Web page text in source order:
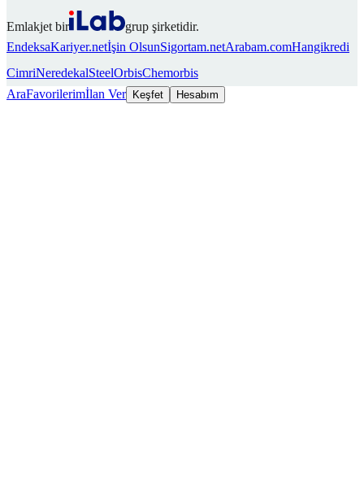
Emlakjet bir
grup şirketidir.
EndeksaKariyer.netİşin OlsunSigortam.netArabam.comHangikredi
CimriNeredekalSteelOrbisChemorbis
AraFavorilerimİlan Ver Keşfet Hesabım